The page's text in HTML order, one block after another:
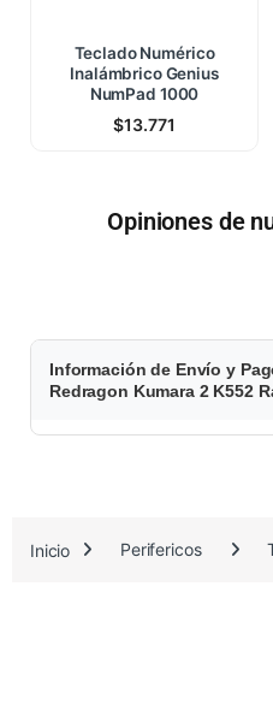
Teclado Numérico
Inalámbrico Genius
NumPad 1000
$13.771
Opiniones de
$
5
9
7
Información de Envío y
Redragon Kumara 2 K552
Inicio Perifericos